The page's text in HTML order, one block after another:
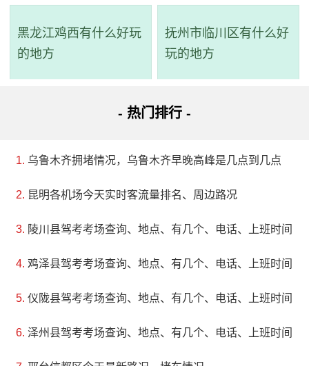
电话：(0317)3131099
黑龙江鸡西有什么好玩
的地方
抚州市临川区有什么好
玩的地方
- 热门排行 -
乌鲁木齐拥堵情况，乌鲁木齐早晚高峰是几点到几点
昆明各机场今天实时客流量排名、周边路况
陵川县驾考考场查询、地点、有几个、电话、上班时间
鸡泽县驾考考场查询、地点、有几个、电话、上班时间
仪陇县驾考考场查询、地点、有几个、电话、上班时间
泽州县驾考考场查询、地点、有几个、电话、上班时间